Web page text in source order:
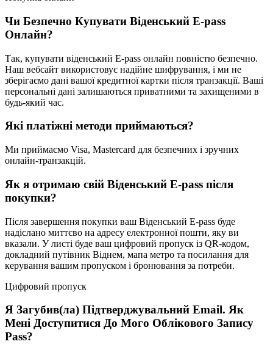
Чи Безпечно Купувати Віденський E-pass
Онлайн?
Так, купувати віденський E-pass онлайн повністю безпечно.
Наш вебсайт використовує надійне шифрування, і ми не
зберігаємо дані вашої кредитної картки після транзакції. Ваші
персональні дані залишаються приватними та захищеними в
будь-який час.
Які платіжні методи приймаються?
Ми приймаємо Visa, Mastercard для безпечних і зручних
онлайн-транзакцій.
Як я отримаю свій Віденський E-pass після
покупки?
Після завершення покупки ваш Віденський E-pass буде
надіслано миттєво на адресу електронної пошти, яку ви
вказали. У листі буде ваш цифровий пропуск із QR-кодом,
докладний путівник Віднем, мапа метро та посилання для
керування вашим пропуском і бронювання за потреби.
Цифровий пропуск
Я Загубив(ла) Підтверджувальний Email. Як
Мені Доступитися До Мого Облікового Запису
Pass?